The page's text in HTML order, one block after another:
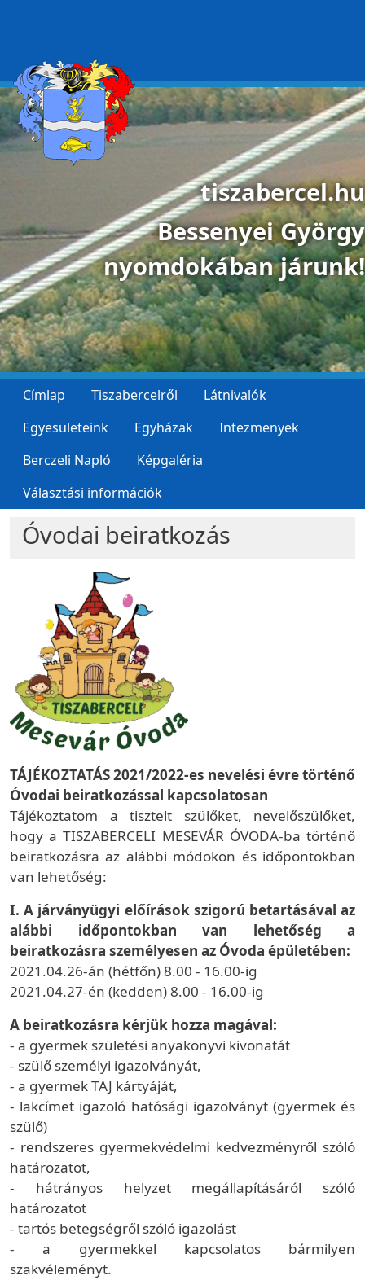
tiszabercel.hu
Bessenyei György
nyomdokában járunk!
Címlap Tiszabercelről
Látnivalók
Egyesületeink
Egyházak
Intezmenyek
Berczeli Napló
Képgaléria
Választási információk
Óvodai beiratkozás
TÁJÉKOZTATÁS 2021/2022-es nevelési évre történő
Óvodai beiratkozással kapcsolatosan
Tájékoztatom a tisztelt szülőket, nevelőszülőket,
hogy a TISZABERCELI MESEVÁR ÓVODA-ba történő
beiratkozásra az alábbi módokon és időpontokban
van lehetőség:
I. A járványügyi előírások szigorú betartásával az
alábbi időpontokban van lehetőség a
beiratkozásra személyesen az Óvoda épületében:
2021.04.26-án (hétfőn) 8.00 - 16.00-ig
2021.04.27-én (kedden) 8.00 - 16.00-ig
A beiratkozásra kérjük hozza magával:
- a gyermek születési anyakönyvi kivonatát
- szülő személyi igazolványát,
- a gyermek TAJ kártyáját,
- lakcímet igazoló hatósági igazolványt (gyermek és
szülő)
- rendszeres gyermekvédelmi kedvezményről szóló
határozatot,
- hátrányos helyzet megállapításáról szóló
határozatot
- tartós betegségről szóló igazolást
- a gyermekkel kapcsolatos bármilyen
szakvéleményt.